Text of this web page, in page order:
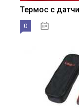
Термос с
0